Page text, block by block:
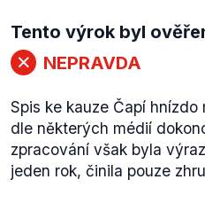
Tento výrok byl
NEPRAVDA
Spis ke kauze Čapí
dle některých médií
zpracování však byla
jeden rok, činila pouze